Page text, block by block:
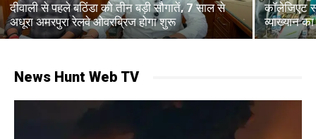
दीवाली से पहले बठिंडा को तीन बड़ी सौगातें, 7 साल से
अधूरा अमरपुरा रेलवे ओवरब्रिज होगा शुरू
कॉलेजिएट
व्याख्यान
News Hunt Web TV